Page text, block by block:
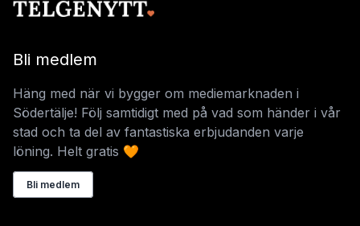
Bli medlem
Häng med när vi bygger om mediemarknaden i
Södertälje! Följ samtidigt med på vad som händer i vår
stad och ta del av fantastiska erbjudanden varje
löning. Helt gratis 🧡
Bli medlem